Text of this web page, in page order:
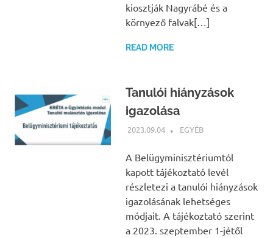
kiosztják Nagyrábé és a
környező falvak[…]
READ MORE
Tanulói hiányzások
igazolása
2023.09.04 BÁRTFAI JUDIT
EGYÉB
A Belügyminisztériumtól
kapott tájékoztató levél
részletezi a tanulói hiányzások
igazolásának lehetséges
módjait. A tájékoztató szerint
a 2023. szeptember 1-jétől